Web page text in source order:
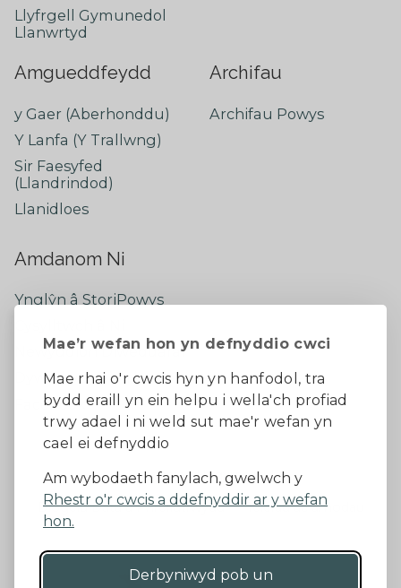
Mae’r wefan hon yn defnyddio cwci
Mae rhai o'r cwcis hyn yn hanfodol, tra
bydd eraill yn ein helpu i wella'ch profiad
trwy adael i ni weld sut mae'r wefan yn
cael ei defnyddio
Am wybodaeth fanylach, gwelwch y
Rhestr o'r cwcis a ddefnyddir ar y wefan
hon.
Derbyniwyd pob un
Llyfrgell Gymunedol
Llanwrtyd
Amgueddfeydd
y Gaer (Aberhonddu)
Y Lanfa (Y Trallwng)
Sir Faesyfed
(Llandrindod)
Llanidloes
Archifau
Archifau Powys
Amdanom Ni
Ynglŷn â StoriPowys
Newyddion Diweddaraf
Dywedwch eich barn
Facebook
Datganiad Hygyrchedd
Diogelu Data a Phreifatrwydd
Telerau ac amodau